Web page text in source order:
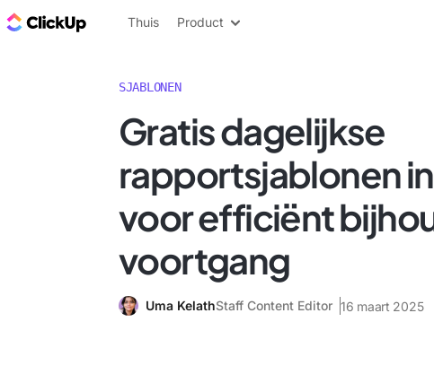
ClickUp Blog
Thuis Product
SJABLONEN
Gratis dagelijkse
rapportsjablonen
voor efficiënt
voortgang
Uma KelathStaff Content Editor 16 maart 2025